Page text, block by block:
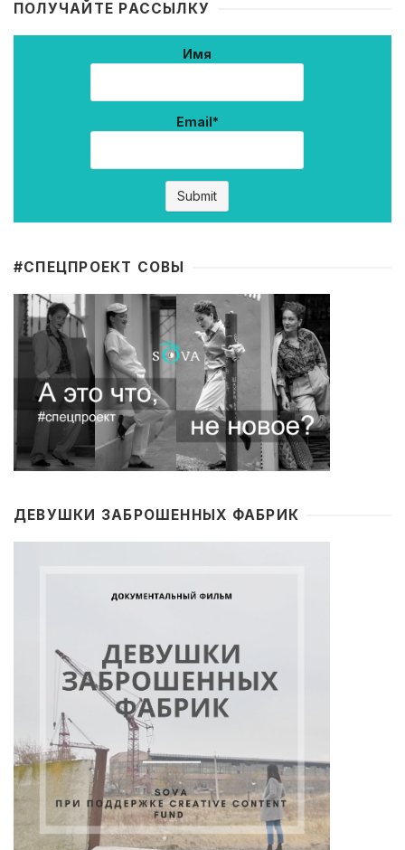
ПОЛУЧАЙТЕ РАССЫЛКУ
Имя
Email*
#CПЕЦПРОЕКТ СОВЫ
ДЕВУШКИ ЗАБРОШЕННЫХ ФАБРИК